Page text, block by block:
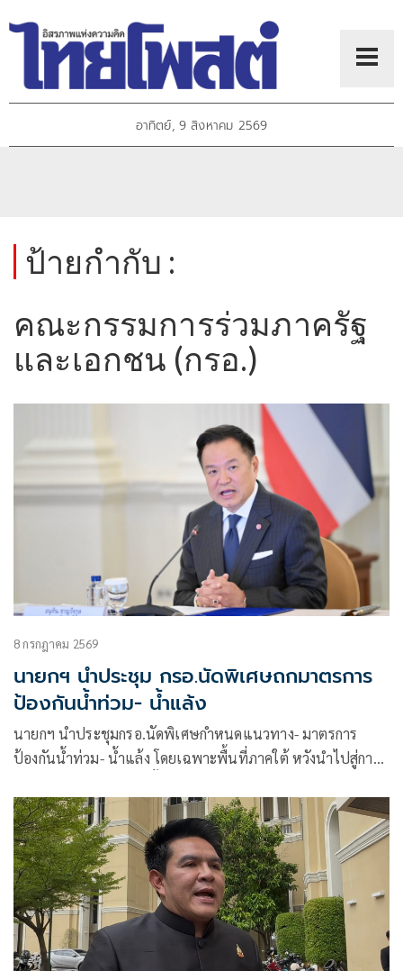
อาทิตย์, 9 สิงหาคม 2569
ป้ายกำกับ :
คณะกรรมการร่วมภาครัฐ
และเอกชน (กรอ.)
8 กรกฎาคม 2569
นายก​ฯ​ นำประชุม กรอ.นัดพิเศษถกมาตรการ
ป้องกันน้ำท่วม- น้ำแล้ง
นายก​ฯ​ นำประชุมกรอ.นัดพิเศษกำหนดแนวทาง​- มาตรการ​
ป้องกันน้ำท่วม- น้ำแล้ง โดยเฉพาะพื้นที่ภาคใต้ หวังนำไปสู่การ
ความพร้อม